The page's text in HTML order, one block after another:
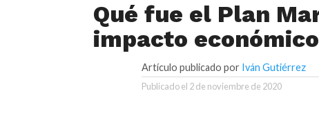
Qué fue el Plan
impacto económico
Artículo publicado por Iván Gutiérrez
Publicado el 2 de noviembre de 2020